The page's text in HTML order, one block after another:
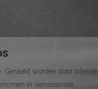
Geraakt worden door intense
in verrassende